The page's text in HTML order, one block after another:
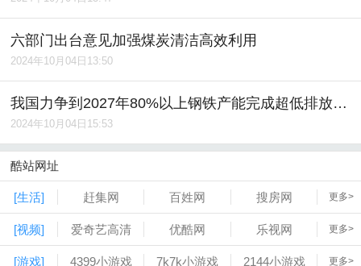
六部门出台意见加强煤炭清洁高效利用
2024年10月04日13:50
我国力争到2027年80%以上钢铁产能完成超低排放改造
2024年10月04日15:53
酷站网址
[生活] 赶集网 百姓网 搜房网 更多>
[视频] 爱奇艺高清 优酷网 乐视网 更多>
[游戏] 4399小游戏 7k7k小游戏 2144小游戏 更多>